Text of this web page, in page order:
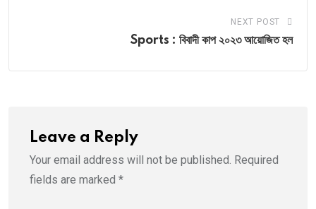
NEXT POST
Sports : বিবাদী কাপ ২০২৩ আয়োজিত হল
Leave a Reply
Your email address will not be published. Required
fields are marked *